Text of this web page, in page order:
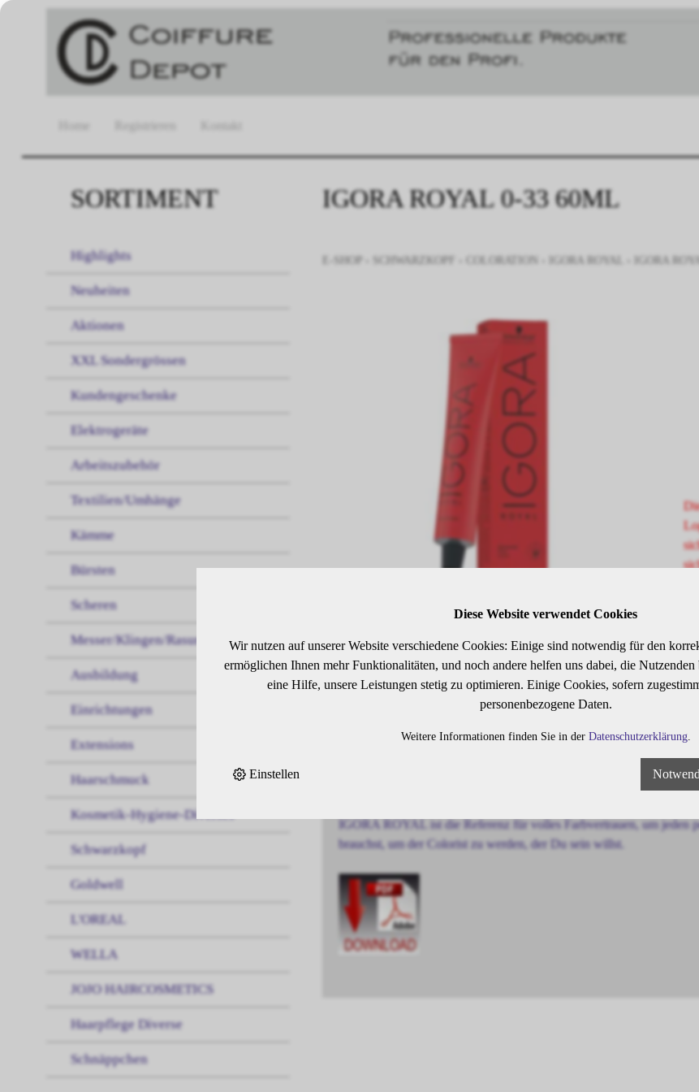
SORTIMENT
Highlights
Neuheiten
Aktionen
XXL Sondergrössen
Kundengeschenke
Elektrogeräte
Arbeitszubehör
Textilien/Umhänge
Kämme
Bürsten
Scheren
Messer/Klingen/Rasur
Ausbildung
Einrichtungen
Extensions
Haarschmuck
Kosmetik-Hygiene-Diverses
Schwarzkopf
Goldwell
L'OREAL
WELLA
JOJO HAIRCOSMETICS
Haarpflege Diverse
Schnäppchen
IGORA ROYAL 0-33 60ML
E-SHOP SCHWARZKOPF COLORATION IGORA ROYAL IGORA
BESCHREIBUNG
Anti Rot Konzentrat
IGORA ROYAL-Formulierungen bieten wunderbare, strähnentreue
IGORA ROYAL ist die Referenz für volles Farbvertrauen, um jeden
brauchst, um der Colorist zu werden, der Du sein willst.
Diese Website verwendet Cookies
Wir nutzen auf unserer Website verschiedene Cookies: Einige sind notwendig für den
ermöglichen Ihnen mehr Funktionalitäten, und noch andere helfen uns dabei, die Nutzenden
eine Hilfe, unsere Leistungen stetig zu optimieren. Einige Cookies, sofern
personenbezogene Daten.
Weitere Informationen finden Sie in der Datenschutzerklärung.
Einstellen